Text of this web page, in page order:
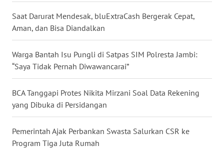
Saat Darurat Mendesak, bluExtraCash Bergerak Cepat,
Aman, dan Bisa Diandalkan
Warga Bantah Isu Pungli di Satpas SIM Polresta Jambi:
“Saya Tidak Pernah Diwawancarai”
BCA Tanggapi Protes Nikita Mirzani Soal Data Rekening
yang Dibuka di Persidangan
Pemerintah Ajak Perbankan Swasta Salurkan CSR ke
Program Tiga Juta Rumah
WN
MALUT
WN
DAIRI
WN
DANAU
NIAS